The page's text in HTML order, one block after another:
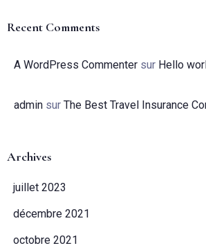
Recent Comments
A WordPress Commenter sur Hello
admin sur The Best Travel Insurance
Archives
juillet 2023
décembre 2021
octobre 2021